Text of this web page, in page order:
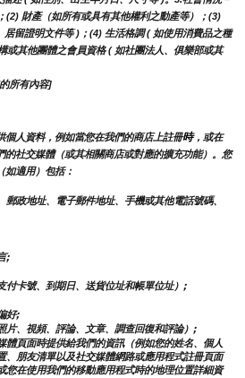
(2) 財產（如所有或具有其他權利之動產等）；(3)
留證明文件等 )；(4) 生活格調 ( 如使用消費品之種
或其他團體之會員資格 ( 如社團法人、俱樂部或其
所有內容]
個人資料，例如當您在我們的商店上註冊時，或在
的社交媒體（或其相關商店或對應的擴充功能）。您
如適用）包括：
郵政地址、電子郵件地址、手機或其他電話號碼、
;
付卡號、到期日、送貨位址和帳單位址）;
好;
片、視頻、評論、文章、調查回復和評論）;
體頁面時提供給我們的資訊（例如您的姓名、個人
、朋友清單以及社交媒體網路或應用程式註冊頁面
您在使用我們的移動應用程式時的地理位置詳細資